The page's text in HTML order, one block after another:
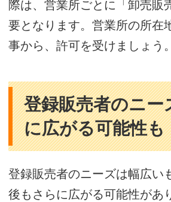
際は、営業所ごとに「卸売販
要となります。営業所の所在
事から、許可を受けましょう。
登録販売者のニー
に広がる可能性も
登録販売者のニーズは幅広い
後もさらに広がる可能性があ